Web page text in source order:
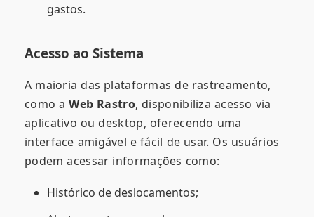
gastos.
Acesso ao Sistema
A maioria das plataformas de rastreamento,
como aWeb Rastro, disponibiliza acesso via
aplicativo ou desktop, oferecendo uma
interface amigável e fácil de usar. Os usuários
podem acessar informações como:
Histórico de deslocamentos;